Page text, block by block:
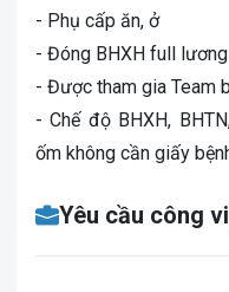
- Phụ cấp ăn, ở
- Đóng BHXH full lương
- Được tham gia Team
- Chế độ BHXH,
ốm không cần giấy
Yêu cầu công